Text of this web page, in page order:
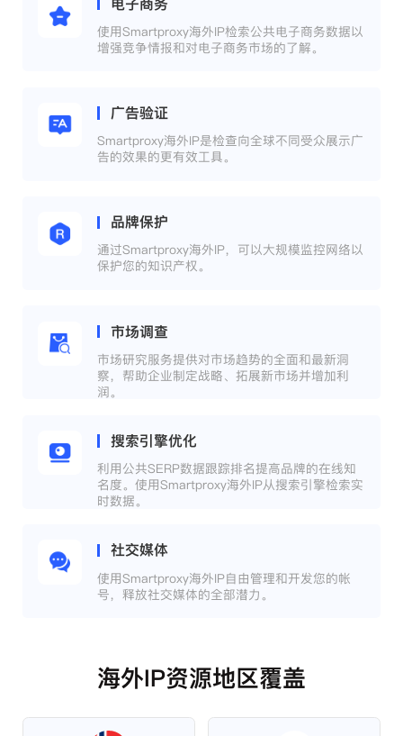
使用Smartproxy海外IP检索公共电子商务数据以
增强竞争情报和对电子商务市场的了解。
广告验证
Smartproxy海外IP是检查向全球不同受众展示广
告的效果的更有效工具。
品牌保护
通过Smartproxy海外IP，可以大规模监控网络以
保护您的知识产权。
市场调查
市场研究服务提供对市场趋势的全面和最新洞
察，帮助企业制定战略、拓展新市场并增加利
润。
搜索引擎优化
利用公共SERP数据跟踪排名提高品牌的在线知
名度。使用Smartproxy海外IP从搜索引擎检索实
时数据。
社交媒体
使用Smartproxy海外IP自由管理和开发您的帐
号，释放社交媒体的全部潜力。
海外IP资源地区覆盖